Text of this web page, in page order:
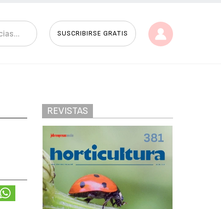
SUSCRIBIRSE GRATIS
REVISTAS